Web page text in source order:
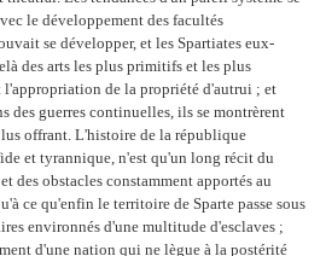
le développement des facultés
se développer, et les Spartiates eux-
des arts les plus primitifs et les plus
l'appropriation de la propriété d'autrui ; et
des guerres continuelles, ils se montrèrent
offrant. L'histoire de la république
et tyrannique, n'est qu'un long récit du
des obstacles constamment apportés au
ce qu'enfin le territoire de Sparte passe sous
environnés d'une multitude d'esclaves ;
d'une nation qui ne lègue à la postérité